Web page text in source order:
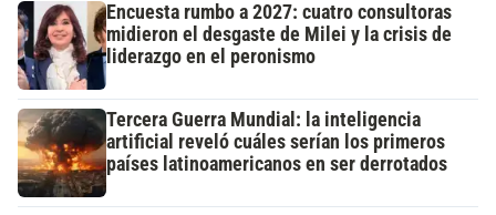
Encuesta rumbo a 2027: cuatro consultoras
midieron el desgaste de Milei y la crisis de
liderazgo en el peronismo
Tercera Guerra Mundial: la inteligencia
artificial reveló cuáles serían los primeros
países latinoamericanos en ser derrotados